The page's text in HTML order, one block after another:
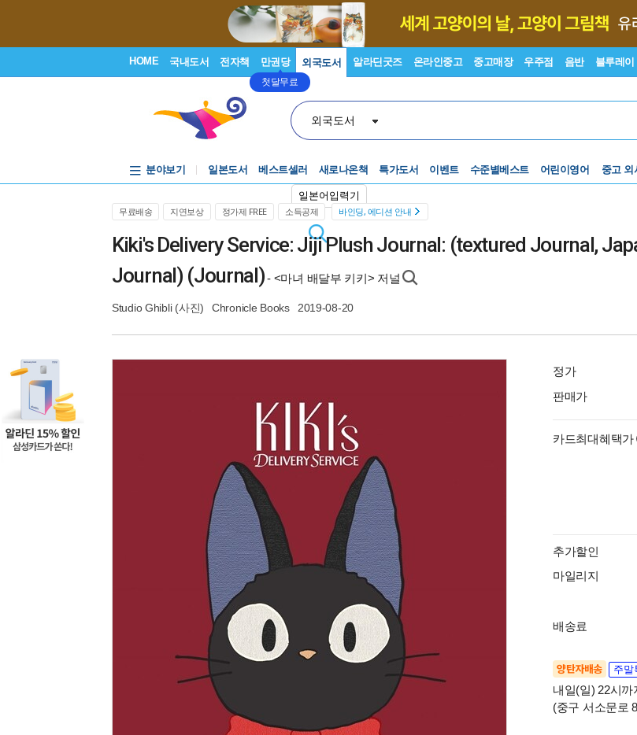
HOME 국내도서 전자책 만권당
첫달무료
외국도서 알라딘굿즈 온라인중고 중고매장 우주점 음반 블루레이
외국도서
일본어입력기
분야보기 일본도서 베스트셀러 새로나온책 특가도서 이벤트
수준별베스트
Lexile®
어린이영어
중고 외
5백원부
무료배송 지연보상 정가제 FREE 소득공제 바인딩, 에디션 안내
Kiki's Delivery Service: Jiji Plush Journal: (textured Journal,
Journal) (Journal)- <마녀 배달부 키키> 저널
Studio Ghibli(사진) Chronicle Books 2019-08-20
정가
판매가
카드최대혜택가
추가할인
마일리지
배송료
양탄자배송 주말
내일(일) 22시까
(중구 서소문로